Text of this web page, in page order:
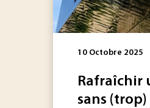
10 Octobre 2025
Rafraîchir
sans